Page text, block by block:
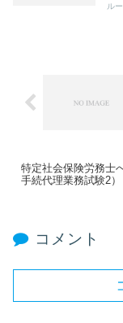
ル
特定社会保険労務士
手続代理業務試験2）
コメント